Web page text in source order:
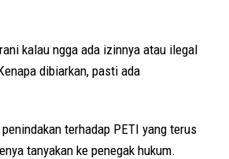
kalau ngga ada izinnya atau ilegal
dibiarkan, pasti ada
terhadap PETI yang terus
tanyakan ke penegak hukum.